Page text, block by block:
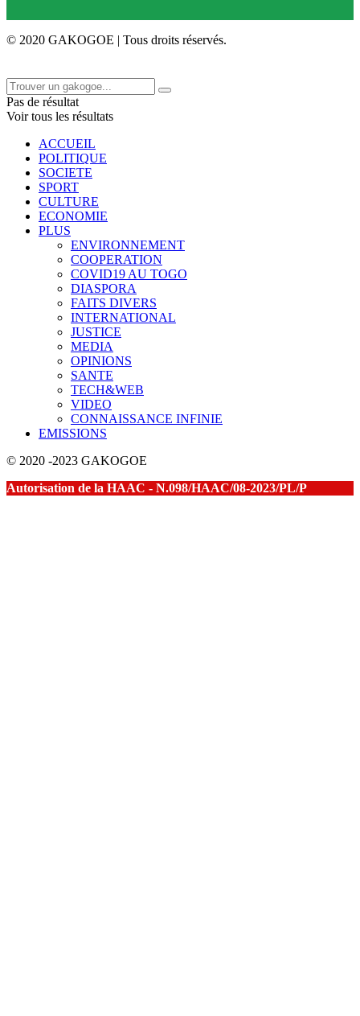
© 2020 GAKOGOE | Tous droits réservés.
Pas de résultat
Voir tous les résultats
ACCUEIL
POLITIQUE
SOCIETE
SPORT
CULTURE
ECONOMIE
PLUS
ENVIRONNEMENT
COOPERATION
COVID19 AU TOGO
DIASPORA
FAITS DIVERS
INTERNATIONAL
JUSTICE
MEDIA
OPINIONS
SANTE
TECH&WEB
VIDEO
CONNAISSANCE INFINIE
EMISSIONS
© 2020 -2023 GAKOGOE
Autorisation de la HAAC - N.098/HAAC/08-2023/PL/P